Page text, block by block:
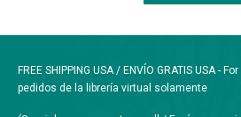
FREE SHIPPING USA / ENVÍO GRATIS USA -
pedidos de la librería virtual solamente